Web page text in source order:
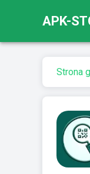
APK-
Strona